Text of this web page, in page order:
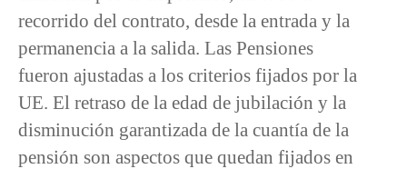
recorrido del contrato, desde la entrada y la
permanencia a la salida. Las Pensiones
fueron ajustadas a los criterios fijados por la
UE. El retraso de la edad de jubilación y la
disminución garantizada de la cuantía de la
pensión son aspectos que quedan fijados en